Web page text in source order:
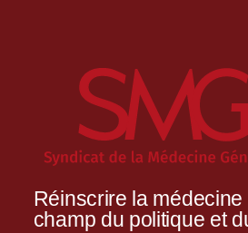
Réinscrire la médecine
champ du politique et